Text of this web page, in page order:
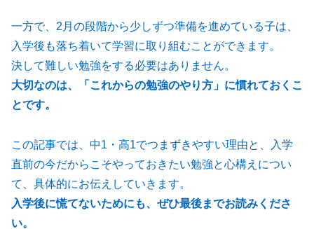
一方で、2月の段階から少しずつ準備を進めている子は、
入学後も落ち着いて学習に取り組むことができます。
決して難しい勉強をする必要はありません。
大切なのは、「これからの勉強のやり方」に慣れておくこ
とです。
この記事では、中1・高1でつまずきやすい理由と、入学
直前の今だからこそやっておきたい勉強と心構えについ
て、具体的にお伝えしていきます。
入学後に慌てないためにも、ぜひ最後までお読みくださ
い。